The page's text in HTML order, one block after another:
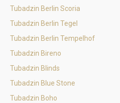
Tubadzin Berlin Scoria
Tubadzin Berlin Tegel
Tubadzin Berlin Tempelhof
Tubadzin Bireno
Tubadzin Blinds
Tubadzin Blue Stone
Tubadzin Boho